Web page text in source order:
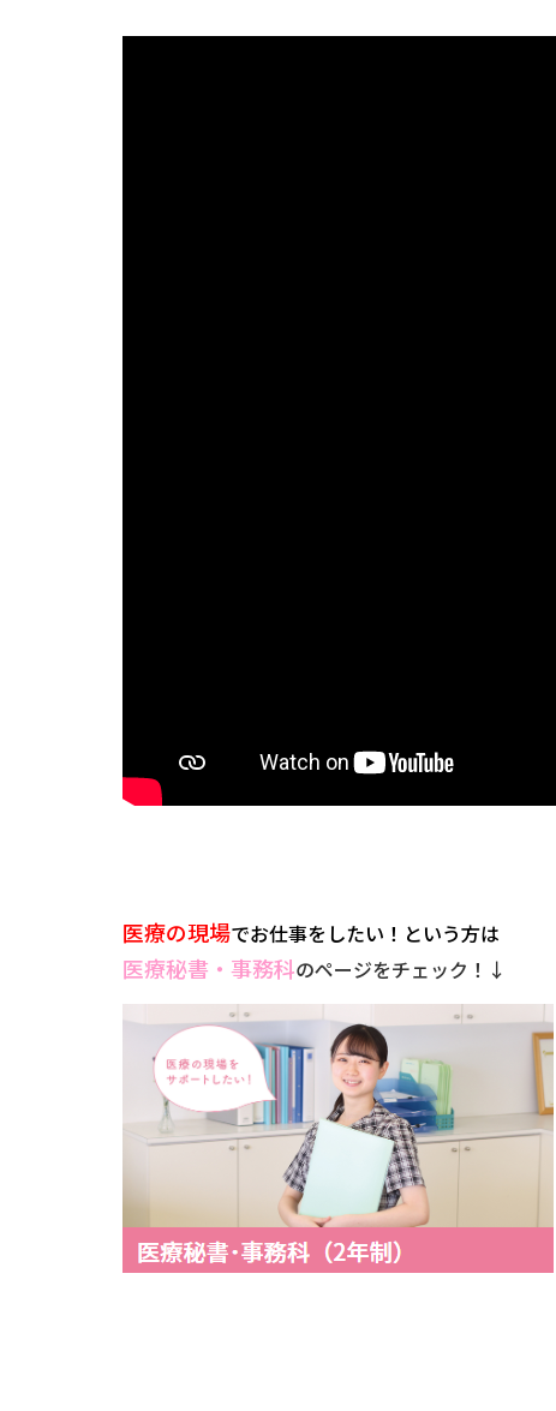
医療の現場でお仕事をしたい！という方は
医療秘書・事務科のページをチェック！↓